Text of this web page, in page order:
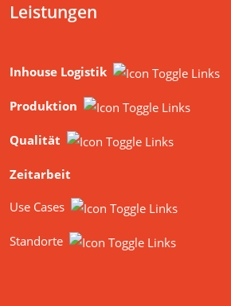
Leistungen
Inhouse Logistik
Produktion
Qualität
Zeitarbeit
Use Cases
Standorte